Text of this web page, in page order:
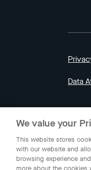
Data
We value your
This website stores
with our website and
browsing experience
more about the cookies